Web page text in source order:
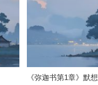
《弥迦书第1章》默想